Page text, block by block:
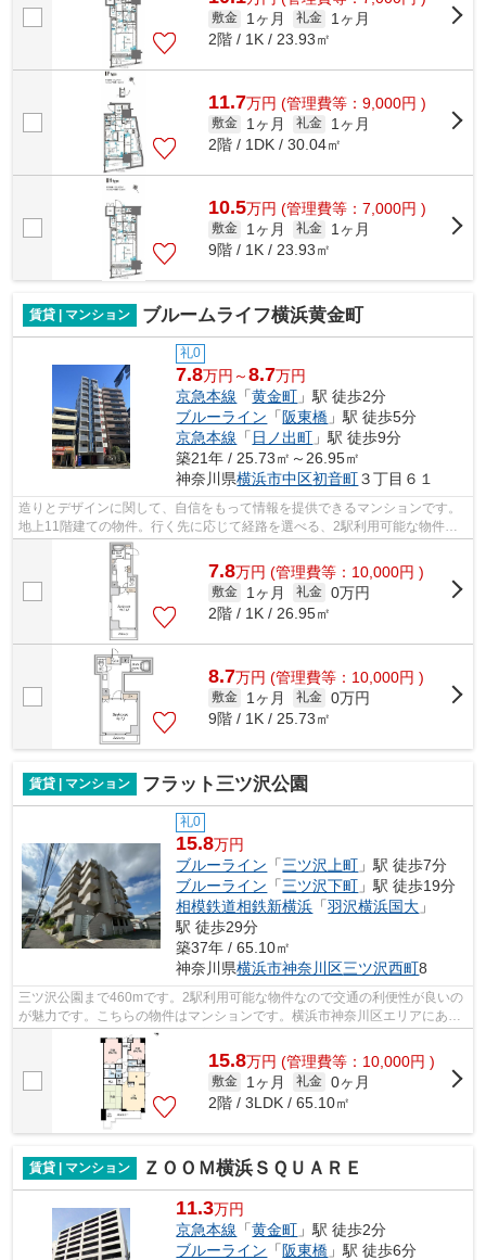
敷金 1ヶ月 礼金
1ヶ月
2階 / 1K / 23.93㎡
11.7万円 (管理費等：9,000円 )
敷金 1ヶ月 礼金
1ヶ月
2階 / 1DK / 30.04㎡
10.5万円 (管理費等：7,000円 )
敷金 1ヶ月 礼金
1ヶ月
9階 / 1K / 23.93㎡
賃貸 | マンション ブルームライフ横浜黄金町
礼0
7.8万円～8.7万円
京急本線 「黄金町 」駅 徒歩2分
ブルーライン 「 阪東橋 」駅 徒歩5分
京急本線 「 日ノ出町 」駅 徒歩9分
築21年 / 25.73㎡～26.95㎡
神奈川県横浜市中区初音町３丁目６１
造りとデザインに関して、自信をもって情報を提供できるマンションです。
地上11階建ての物件。行く先に応じて経路を選べる、2駅利用可能な物件で
す。できるだけ早めに不動産情報を集め...
7.8万円 (管理費等：10,000円 )
敷金 1ヶ月 礼金 0万円
2階 / 1K / 26.95㎡
8.7万円 (管理費等：10,000円 )
敷金 1ヶ月 礼金 0万円
9階 / 1K / 25.73㎡
賃貸 | マンション フラット三ツ沢公園
礼0
15.8万円
ブルーライン 「三ツ沢上町 」駅 徒歩7分
ブルーライン 「三ツ沢下町 」駅 徒歩19分
相模鉄道相鉄新横浜 「羽沢横浜国大 」
駅 徒歩29分
築37年 / 65.10㎡
神奈川県横浜市神奈川区三ツ沢西町8
三ツ沢公園まで460mです。2駅利用可能な物件なので交通の利便性が良いの
が魅力です。こちらの物件はマンションです。横浜市神奈川区エリアにある
賃貸情報のことなら、地域に密着した当...
15.8万円 (管理費等：10,000円 )
敷金 1ヶ月 礼金 0ヶ月
2階 / 3LDK / 65.10㎡
賃貸 | マンション ＺＯＯＭ横浜ＳＱＵＡＲＥ
11.3万円
京急本線 「黄金町 」駅 徒歩2分
ブルーライン 「 阪東橋 」駅 徒歩6分